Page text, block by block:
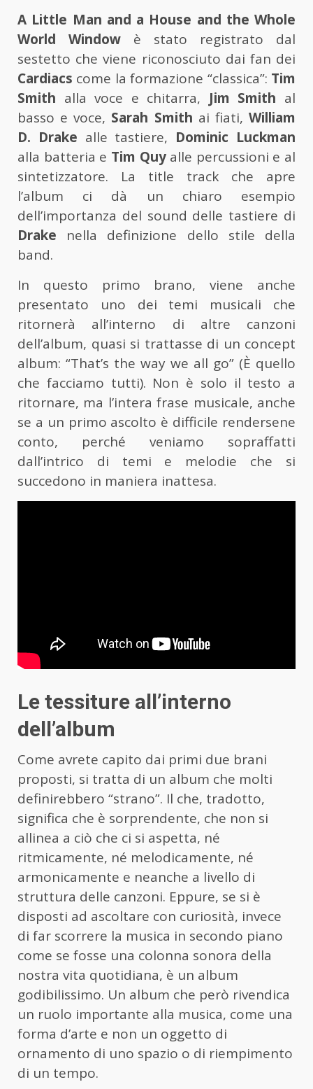
A Little Man and a House and the Whole
World Window è stato registrato dal
sestetto che viene riconosciuto dai fan dei
Cardiacs come la formazione “classica”: Tim
Smith alla voce e chitarra, Jim Smith al
basso e voce, Sarah Smith ai fiati,William
D. Drake alle tastiere, Dominic Luckman
alla batteria e Tim Quyalle percussioni e al
sintetizzatore. La title track che apre
l’album ci dà un chiaro esempio
dell’importanza del sound delle tastiere di
Drake nella definizione dello stile della
band.
In questo primo brano, viene anche
presentato uno dei temi musicali che
ritornerà all’interno di altre canzoni
dell’album, quasi si trattasse di un concept
album: “That’s the way we all go” (È quello
che facciamo tutti). Non è solo il testo a
ritornare, ma l’intera frase musicale, anche
se a un primo ascolto è difficile rendersene
conto, perché veniamo sopraffatti
dall’intrico di temi e melodie che si
succedono in maniera inattesa.
Le tessiture all’interno
dell’album
Come avrete capito dai primi due brani
proposti, si tratta di un album che molti
definirebbero “strano”. Il che, tradotto,
significa che è sorprendente, che non si
allinea a ciò che ci si aspetta, né
ritmicamente, né melodicamente, né
armonicamente e neanche a livello di
struttura delle canzoni. Eppure, se si è
disposti ad ascoltare con curiosità, invece
di far scorrere la musica in secondo piano
come se fosse una colonna sonora della
nostra vita quotidiana, è un album
godibilissimo. Un album che però rivendica
un ruolo importante alla musica, come una
forma d’arte e non un oggetto di
ornamento di uno spazio o di riempimento
di un tempo.